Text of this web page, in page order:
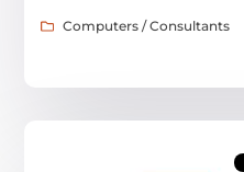
Computers / Consultants